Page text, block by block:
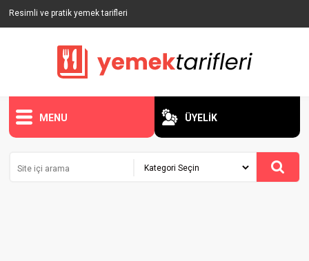
Resimli ve pratik yemek tarifleri
MENU ÜYELİK